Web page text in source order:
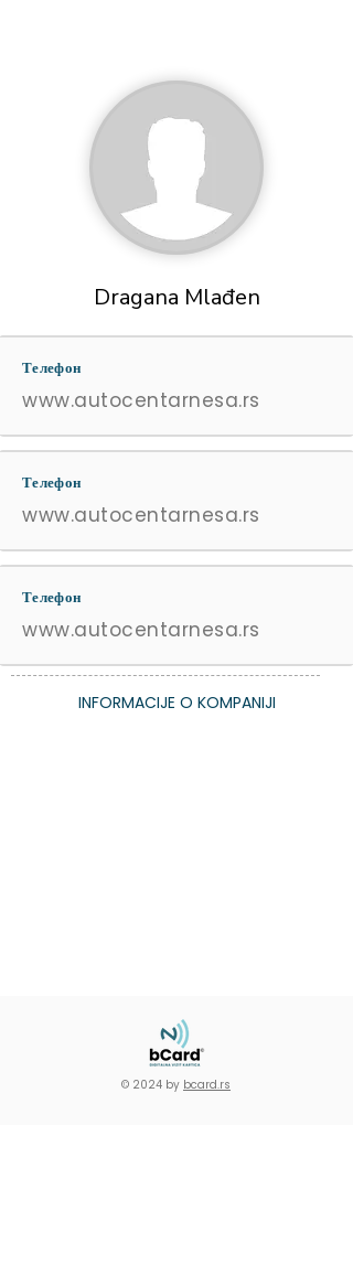
Dragana Mlađen
Телефон
www.autocentarnesa.rs
Телефон
www.autocentarnesa.rs
Телефон
www.autocentarnesa.rs
INFORMACIJE O KOMPANIJI
© 2024 by bcard.rs